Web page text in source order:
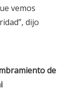
vemos
dijo
de